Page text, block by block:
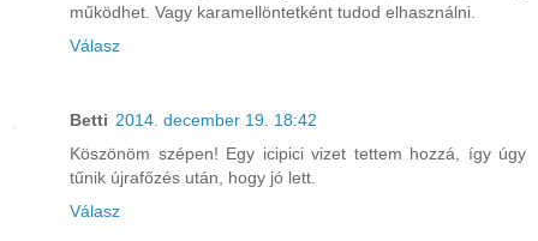
működhet. Vagy karamellöntetként tudod elhasználni.
Válasz
Betti 2014. december 19. 18:42
Köszönöm szépen! Egy icipici vizet tettem hozzá, így úgy
tűnik újrafőzés után, hogy jó lett.
Válasz